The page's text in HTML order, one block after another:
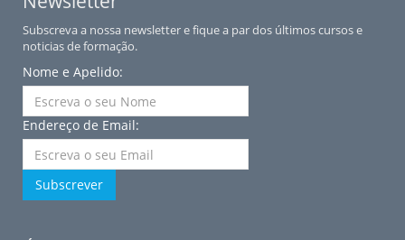
Subscreva a nossa newsletter e fique a par dos últimos cursos e
noticias de formação.
Nome e Apelido:
Endereço de Email:
Subscrever